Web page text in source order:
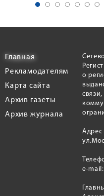
Главная
Рекламодателям
Карта сайта
Архив газеты
Архив журнала
о
Адрес
e-mail: